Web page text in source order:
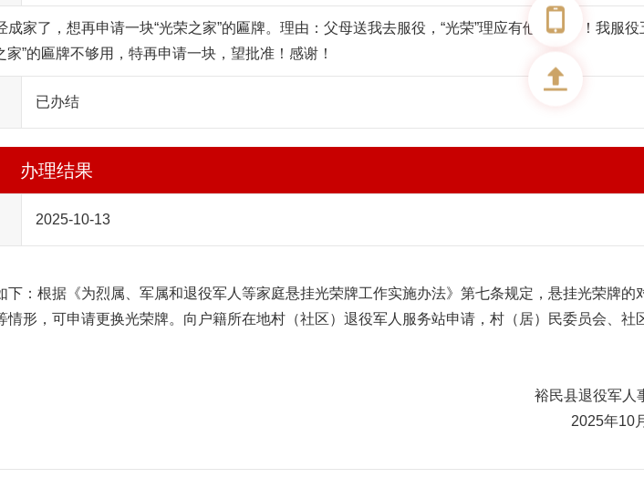
家了，想再申请一块“光荣之家”的匾牌。理由：父母送我去服役，“光荣”理应有他们一份！我服役
”的匾牌不够用，特再申请一块，望批准！感谢！
已办结
办理结果
2025-10-13
：根据《为烈属、军属和退役军人等家庭悬挂光荣牌工作实施办法》第七条规定，悬挂光荣牌的
形，可申请更换光荣牌。向户籍所在地村（社区）退役军人服务站申请，村（居）民委员会、社
裕民县退役军人
2025年10